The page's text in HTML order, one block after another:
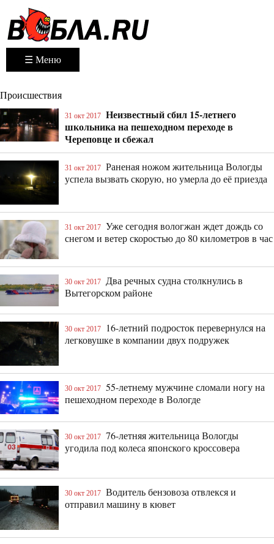
☰ Меню
Происшествия
31 окт 2017 Неизвестный сбил 15-летнего
школьника на пешеходном переходе в
Череповце и сбежал
31 окт 2017 Раненая ножом жительница Вологды
успела вызвать скорую, но умерла до её приезда
31 окт 2017 Уже сегодня вологжан ждет дождь со
снегом и ветер скоростью до 80 километров в час
30 окт 2017
Два речных судна столкнулись в
Вытегорском районе
30 окт 2017
16-летний подросток перевернулся на
легковушке в компании двух подружек
30 окт 2017 55-летнему мужчине сломали ногу на
пешеходном переходе в Вологде
30 окт 2017 76-летняя жительница Вологды
угодила под колеса японского кроссовера
30 окт 2017 Водитель бензовоза отвлекся и
отправил машину в кювет